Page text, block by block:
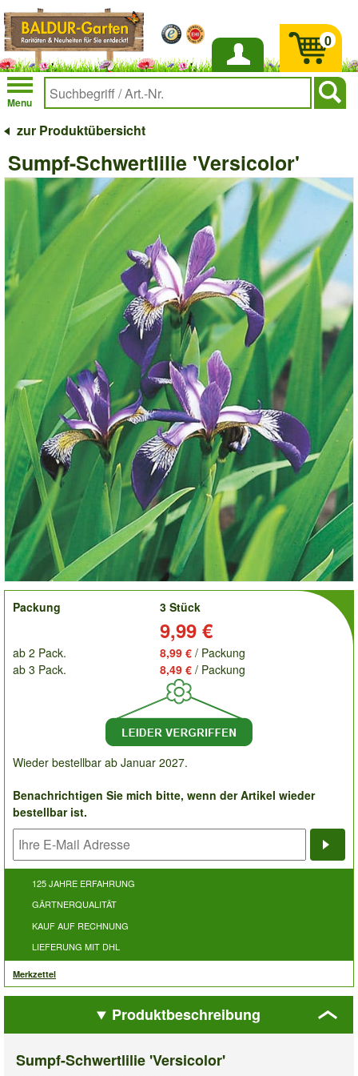
Anmelden
Menu
0
zur Produktübersicht
Sumpf-Schwertlilie 'Versicolor'
order
Packung
3 Stück
9,99 €
ab 2 Pack. 8,99 € / Packung
ab 3 Pack.
8,49 € / Packung
Wieder bestellbar ab Januar 2027.
Benachrichtigen Sie mich bitte, wenn der Artikel wieder
bestellbar ist.
125 JAHRE ERFAHRUNG
GÄRTNERQUALITÄT
KAUF AUF RECHNUNG
LIEFERUNG MIT DHL
Merkzettel
Produktbeschreibung
Sumpf-Schwertlilie 'Versicolor'